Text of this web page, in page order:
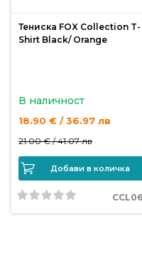
Тениска FOX Collection T-
Shirt Black/ Orange
В наличност
18.90 € / 36.97 лв
21.00 € /41.07 лв
Добави в количка